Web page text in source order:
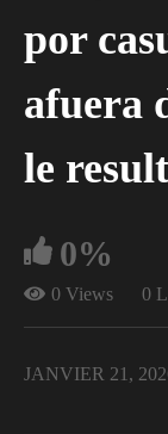
por
afuera
le
0%
0 Views 0
JANVIER 21,